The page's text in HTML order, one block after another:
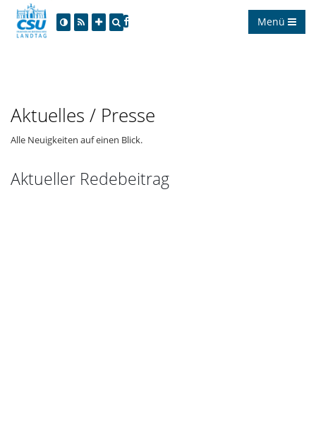
Menü
Aktuelles / Presse
Alle Neuigkeiten auf einen Blick.
Aktueller Redebeitrag